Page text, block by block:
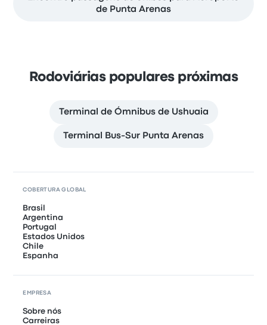
de Punta Arenas
Rodoviárias populares próximas
Terminal de Ómnibus de Ushuaia
Terminal Bus-Sur Punta Arenas
COBERTURA GLOBAL
Brasil
Argentina
Portugal
Estados Unidos
Chile
Espanha
EMPRESA
Sobre nós
Carreiras